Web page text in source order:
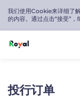
我们使用Cookie来详细了
的内容。通过点击“接受”，
交易平台
投行订单